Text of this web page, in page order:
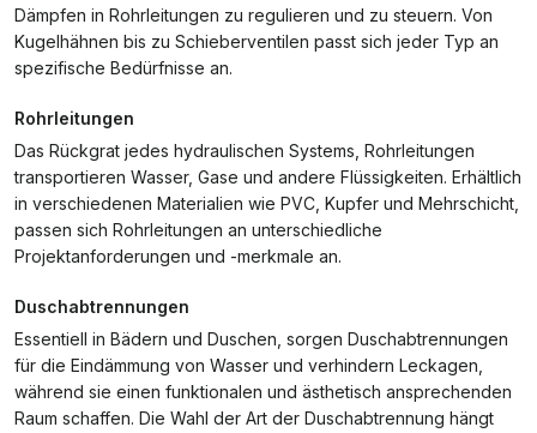
Dämpfen in Rohrleitungen zu regulieren und zu steuern. Von
Kugelhähnen bis zu Schieberventilen passt sich jeder Typ an
spezifische Bedürfnisse an.
Rohrleitungen
Das Rückgrat jedes hydraulischen Systems, Rohrleitungen
transportieren Wasser, Gase und andere Flüssigkeiten. Erhältlich
in verschiedenen Materialien wie PVC, Kupfer und Mehrschicht,
passen sich Rohrleitungen an unterschiedliche
Projektanforderungen und -merkmale an.
Duschabtrennungen
Essentiell in Bädern und Duschen, sorgen Duschabtrennungen
für die Eindämmung von Wasser und verhindern Leckagen,
während sie einen funktionalen und ästhetisch ansprechenden
Raum schaffen. Die Wahl der Art der Duschabtrennung hängt